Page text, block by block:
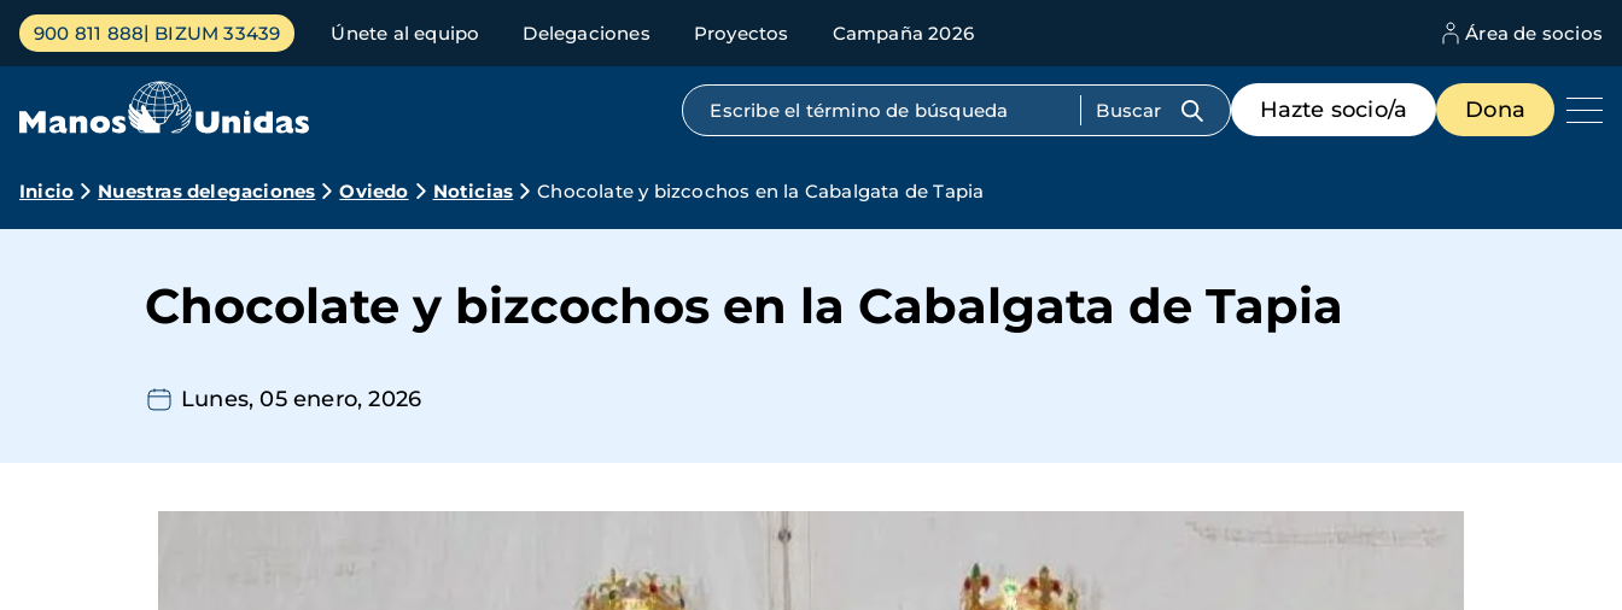
Pasar
contenido
Menú
principal
900 811 888 BIZUM 33439 Únete al equipo Delegaciones Proyectos Campaña 2026 Área de socios
Búsqueda por texto completo
Menú
de
destacados
Hazte socio/a Dona
Ruta
navegación
Inicio Nuestras delegaciones Oviedo Noticias Chocolate y bizcochos en la Cabalgata de Tapia
Chocolate y bizcochos en la Cabalgata de Tapia
Lunes, 05 enero, 2026